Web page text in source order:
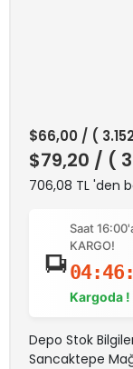
$66,00 / (
$79,20 / (
706,08 TL 'den
Saat
KARGO!
Kargoda !
Depo Stok
Sancaktepe